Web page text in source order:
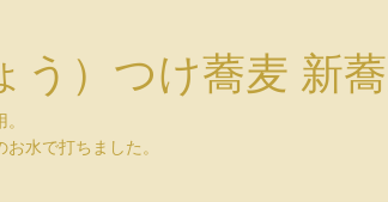
う）つけ蕎麦 新
水で打ちました。